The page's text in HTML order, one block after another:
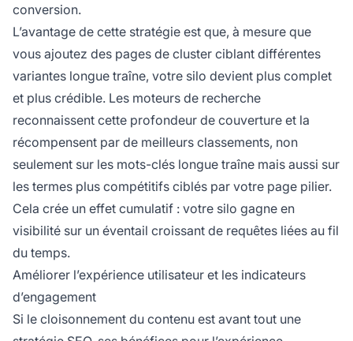
conversion.
L’avantage de cette stratégie est que, à mesure que
vous ajoutez des pages de cluster ciblant différentes
variantes longue traîne, votre silo devient plus complet
et plus crédible. Les moteurs de recherche
reconnaissent cette profondeur de couverture et la
récompensent par de meilleurs classements, non
seulement sur les mots-clés longue traîne mais aussi sur
les termes plus compétitifs ciblés par votre page pilier.
Cela crée un effet cumulatif : votre silo gagne en
visibilité sur un éventail croissant de requêtes liées au fil
du temps.
Améliorer l’expérience utilisateur et les indicateurs
d’engagement
Si le cloisonnement du contenu est avant tout une